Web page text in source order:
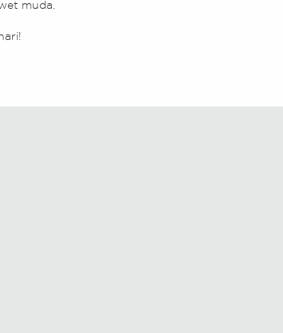
muda.